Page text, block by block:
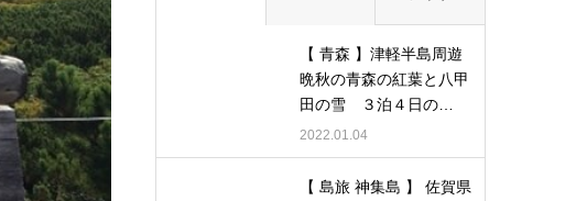
【 青森 】津軽半島周遊
晩秋の青森の紅葉と八甲
田の雪 ３泊４日の…
2022.01.04
【 島旅 神集島 】 佐賀県